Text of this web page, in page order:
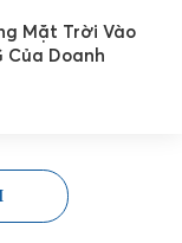
Mặt Trời Vào
Của Doanh